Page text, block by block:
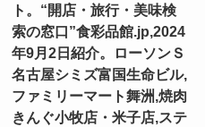
ト。“開店・旅行・美味検
索の窓口”食彩品館.jp,2024
年9月2日紹介。ローソンＳ
名古屋シミズ富国生命ビル,
ファミリーマート舞洲,焼肉
きんぐ小牧店・米子店,ステ